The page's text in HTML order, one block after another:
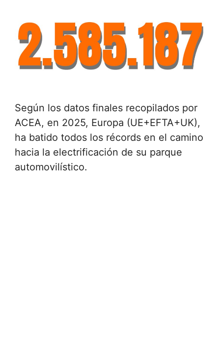
Según los datos finales recopilados por
ACEA, en 2025, Europa (UE+EFTA+UK),
ha batido todos los récords en el camino
hacia la electrificación de su parque
automovilístico.